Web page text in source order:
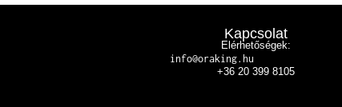
Kapcsolat
Elérhetőségek:
info@oraking.hu
+36 20 399 8105